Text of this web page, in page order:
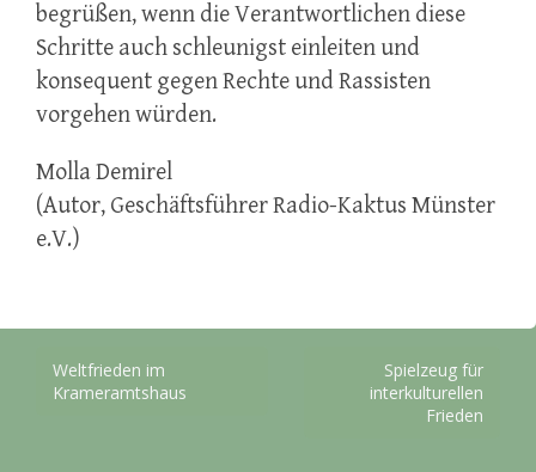
begrüßen, wenn die Verantwortlichen diese
Schritte auch schleunigst einleiten und
konsequent gegen Rechte und Rassisten
vorgehen würden.
Molla Demirel
(Autor, Geschäftsführer Radio-Kaktus Münster
e.V.)
Beitragsnavigation
Weltfrieden im
Krameramtshaus
Spielzeug für
interkulturellen
Frieden